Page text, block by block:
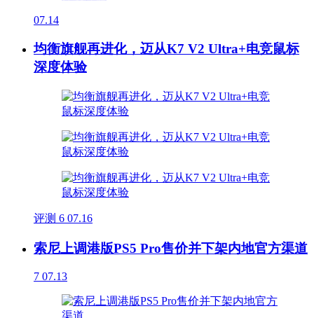
07.14
均衡旗舰再进化，迈从K7 V2 Ultra+电竞鼠标
深度体验
评测 6 07.16
索尼上调港版PS5 Pro售价并下架内地官方渠道
7 07.13